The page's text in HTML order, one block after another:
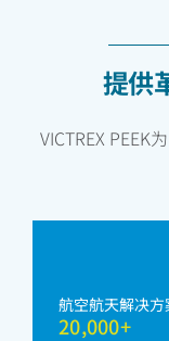
提供
VICTREX PEEK
航空航天解决方
20,000+